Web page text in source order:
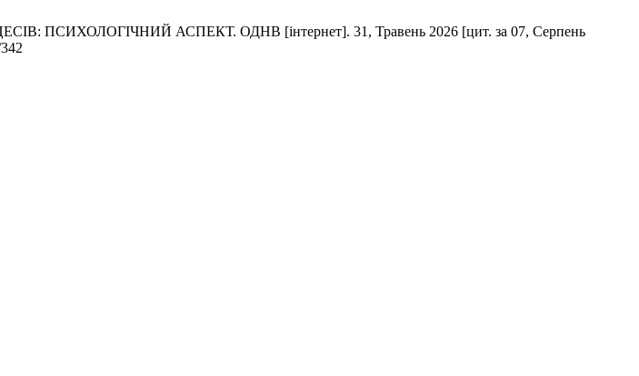
АСПЕКТ. ОДНВ [інтернет]. 31, Травень 2026 [цит. за 07, Серпень